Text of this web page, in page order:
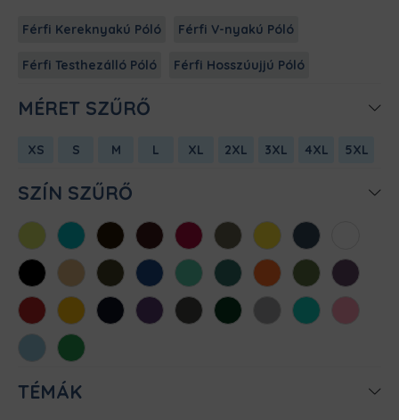
Férfi Kereknyakú Póló Férfi V-nyakú Póló
Férfi Testhezálló Póló Férfi Hosszúujjú Póló
MÉRET SZŰRŐ
XS S M L XL 2XL 3XL 4XL 5XL
SZÍN SZŰRŐ
AlmazöldAtollkékBarnaBordóChili Cink Citromsárga
Denim
FeketeHomokKhaki KirálykékMentaMéregzöld
NarancsOliva Padlizsán
Piros SárgaSötétkékSötétlilaSötétszürke
SötétzöldSportszürke
Türkiz
Világos
rózsaszín
Világoskék
Zöld
TÉMÁK